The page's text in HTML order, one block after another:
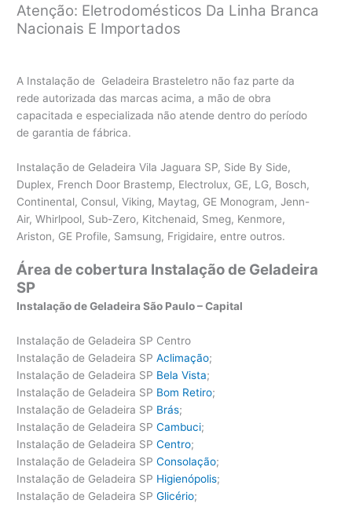
Atenção: Eletrodomésticos Da Linha Branca
Nacionais E Importados
A Instalação de Geladeira Brasteletro não faz parte da
rede autorizada das marcas acima, a mão de obra
capacitada e especializada não atende dentro do período
de garantia de fábrica.
Instalação de Geladeira Vila Jaguara SP, Side By Side,
Duplex, French Door Brastemp, Electrolux, GE, LG, Bosch,
Continental, Consul, Viking, Maytag, GE Monogram, Jenn-
Air, Whirlpool, Sub-Zero, Kitchenaid, Smeg, Kenmore,
Ariston, GE Profile, Samsung, Frigidaire, entre outros.
Área de cobertura Instalação de Geladeira
SP
Instalação de Geladeira São Paulo – Capital
Instalação de Geladeira SP Centro
Instalação de Geladeira SPAclimação;
Instalação de Geladeira SP Bela Vista;
Instalação de Geladeira SP Bom Retiro;
Instalação de Geladeira SP Brás;
Instalação de Geladeira SPCambuci;
Instalação de Geladeira SPCentro;
Instalação de Geladeira SPConsolação;
Instalação de Geladeira SP Higienópolis;
Instalação de Geladeira SPGlicério;